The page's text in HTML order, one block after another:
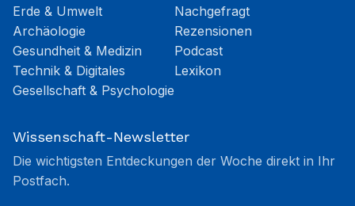
Erde & Umwelt
Archäologie
Gesundheit & Medizin
Technik & Digitales
Gesellschaft & Psychologie
Nachgefragt
Rezensionen
Podcast
Lexikon
Wissenschaft-Newsletter
Die wichtigsten Entdeckungen der Woche direkt in Ihr
Postfach.